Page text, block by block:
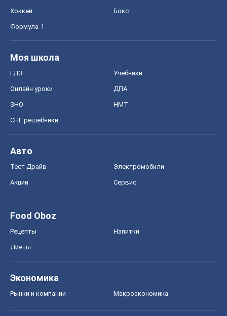
Хоккей Бокс
Формула-1
Моя школа
ГДЗ Учебники
Онлайн уроки ДПА
ЗНО НМТ
СНГ решебники
Авто
Тест Драйв Электромобили
Акции Сервис
Food Oboz
Рецепты Напитки
Диеты
Экономика
Рынки и компании Mакроэкономика